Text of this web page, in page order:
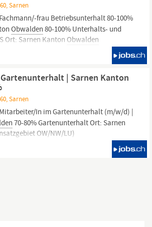
Sarnen
Fachmann/-frau Betriebsunterhalt 80-100%
Obwalden 80-100% Unterhalts- und
Ort: Sarnen Kanton Obwalden
Beschäftigungsgrad: 80-100%
oder nach Vereinbarung Das kannst du
zuständig für Reinigungen aller Art
| Sarnen Kanton
Sarnen
Mitarbeiter/In im Gartenunterhalt (m/w/d) |
70-80% Gartenunterhalt Ort: Sarnen
OW/NW/LU)
80% Arbeitsbeginn: per sofort oder nach
du bei uns bewirken: Du bist mit dem